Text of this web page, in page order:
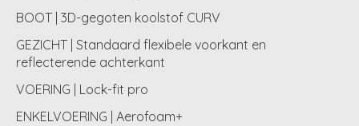
BOOT | 3D-gegoten koolstof CURV
GEZICHT | Standaard flexibele voorkant en
reflecterende achterkant
VOERING | Lock-fit pro
ENKELVOERING | Aerofoam+